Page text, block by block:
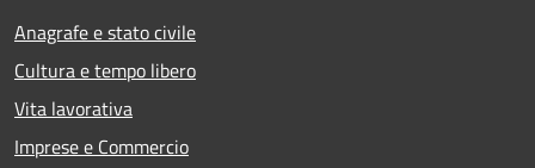
Anagrafe e stato civile
Cultura e tempo libero
Vita lavorativa
Imprese e Commercio